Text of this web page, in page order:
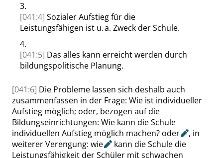
3.
[041:4] Sozialer Aufstieg für die
Leistungsfähigen ist u. a. Zweck der Schule.
4.
[041:5] Das alles kann erreicht werden durch
bildungspolitische Planung.
[041:6] Die Probleme lassen sich deshalb auch
zusammenfassen in der Frage: Wie ist individueller
Aufstieg möglich; oder, bezogen auf die
Bildungseinrichtungen: Wie kann die Schule
individuellen Aufstieg möglich machen? oder
, in
weiterer Verengung: wie
kann die Schule die
Leistungsfähigkeit der Schüler mit schwachen